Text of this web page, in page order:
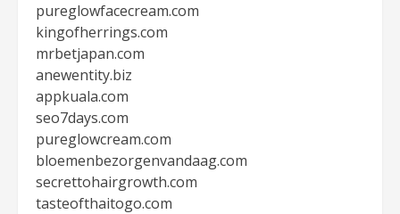
pureglowfacecream.com
kingofherrings.com
mrbetjapan.com
anewentity.biz
appkuala.com
seo7days.com
pureglowcream.com
bloemenbezorgenvandaag.com
secrettohairgrowth.com
tasteofthaitogo.com